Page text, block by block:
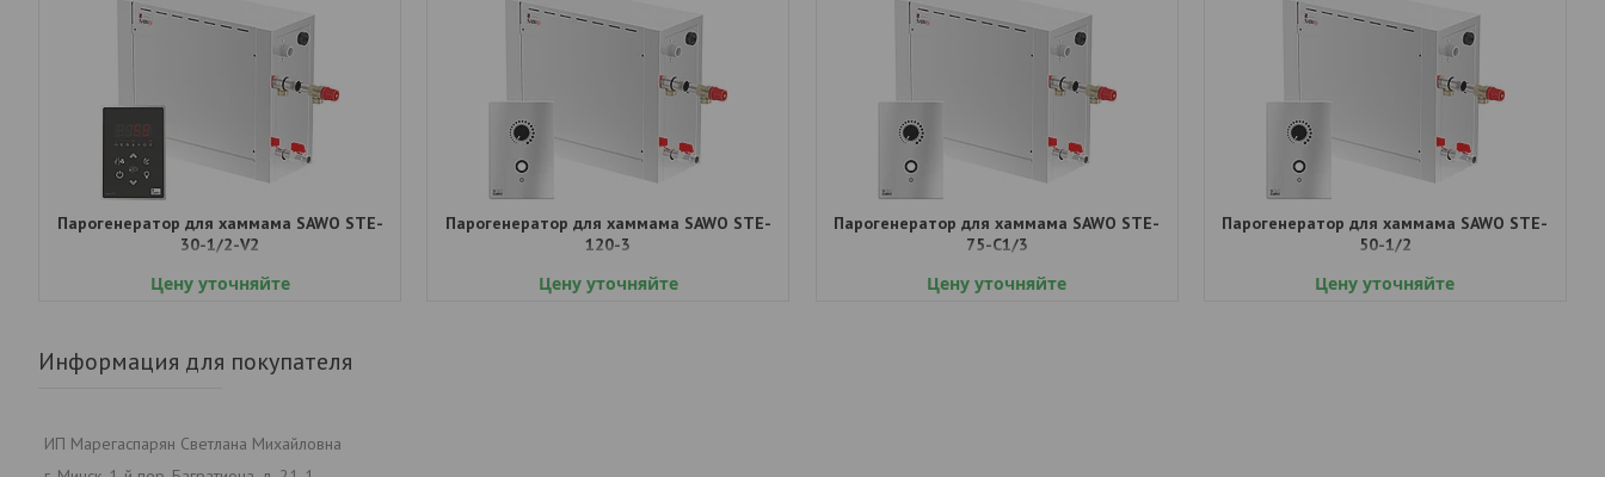
Парогенератор для хаммама SAWO STE-
30-1/2-V2
Цену уточняйте
Парогенератор для хаммама SAWO STE-
120-3
Цену уточняйте
Парогенератор для хаммама SAWO STE-
75-C1/3
Цену уточняйте
Парогенератор для хаммама SAWO STE-
50-1/2
Цену уточняйте
Информация для покупателя
ИП Марегаспарян Светлана Михайловна